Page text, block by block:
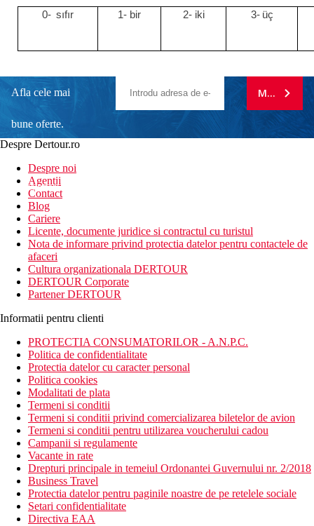
0- sıfır 1- bir 2- iki 3- üç
Afla cele mai
bune oferte.
newsletter!
MA
Despre Dertour.ro
Despre noi
Agentii
Contact
Blog
Cariere
Licente, documente juridice si contractul cu turistul
Nota de informare privind protectia datelor pentru contactele de
afaceri
Cultura organizationala DERTOUR
DERTOUR Corporate
Partener DERTOUR
Informatii pentru clienti
PROTECTIA CONSUMATORILOR - A.N.P.C.
Politica de confidentialitate
Protectia datelor cu caracter personal
Politica cookies
Modalitati de plata
Termeni si conditii
Termeni si conditii privind comercializarea biletelor de avion
Termeni si conditii pentru utilizarea voucherului cadou
Campanii si regulamente
Vacante in rate
Drepturi principale in temeiul Ordonantei Guvernului nr. 2/2018
Business Travel
Protectia datelor pentru paginile noastre de pe retelele sociale
Setari confidentialitate
Directiva EAA